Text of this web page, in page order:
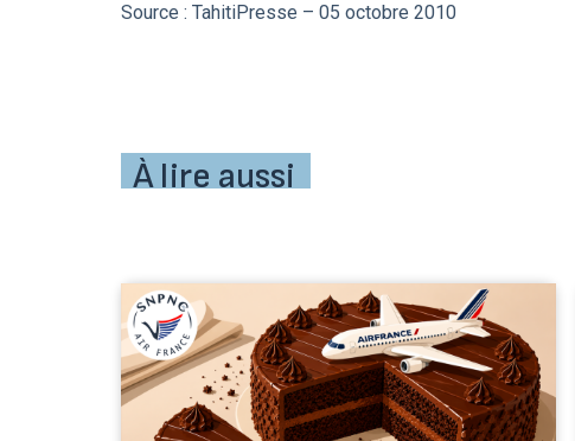
Source : TahitiPresse – 05 octobre 2010
À lire aussi